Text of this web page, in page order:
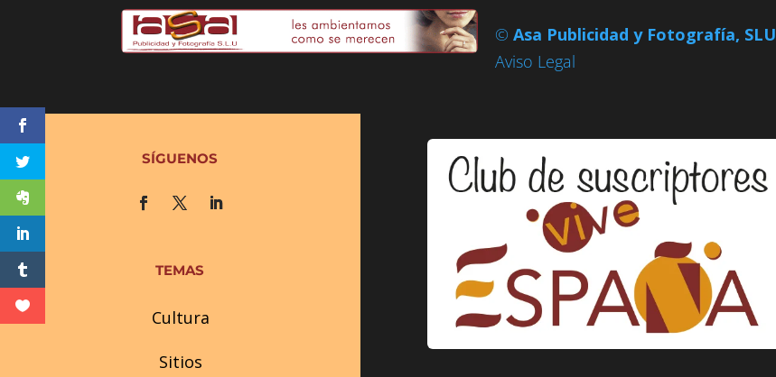
©Asa Publicidad y Fotografía, SLU
Aviso Legal
SÍGUENOS
TEMAS
Cultura
Sitios